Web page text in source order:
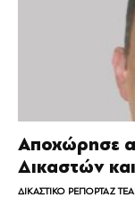
Αποχώρησε
Δικαστών
ΔΙΚΑΣΤΙΚΟ ΡΕΠΟΡΤΑΖ